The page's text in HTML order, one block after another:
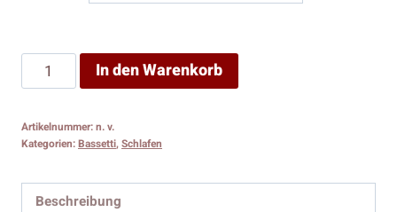
Spannbettlaken
Menge
In den Warenkorb
Artikelnummer:n. v.
Kategorien:Bassetti,Schlafen
Beschreibung